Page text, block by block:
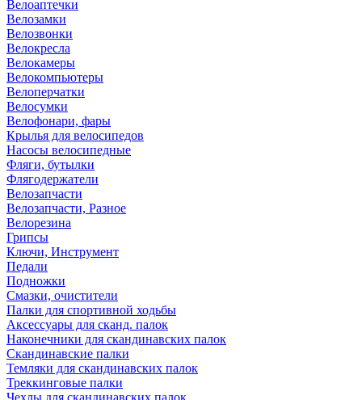
Велоаптечки
Велозамки
Велозвонки
Велокресла
Велокамеры
Велокомпьютеры
Велоперчатки
Велосумки
Велофонари, фары
Крылья для велосипедов
Насосы велосипедные
Фляги, бутылки
Флягодержатели
Велозапчасти
Велозапчасти, Разное
Велорезина
Грипсы
Ключи, Инструмент
Педали
Подножки
Смазки, очистители
Палки для спортивной ходьбы
Аксессуары для сканд. палок
Наконечники для скандинавских палок
Скандинавские палки
Темляки для скандинавских палок
Треккинговые палки
Чехлы для скандинавских палок